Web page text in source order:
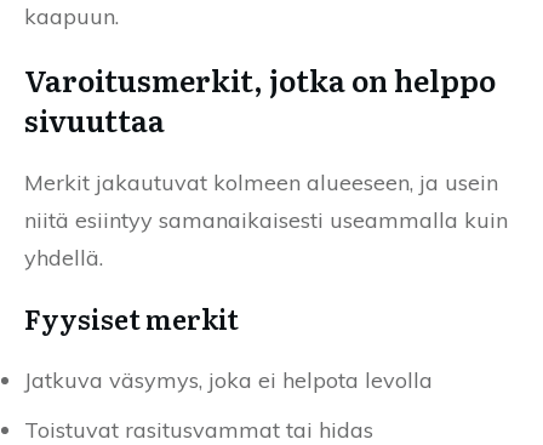
kaapuun.
Varoitusmerkit, jotka on helppo
sivuuttaa
Merkit jakautuvat kolmeen alueeseen, ja usein
niitä esiintyy samanaikaisesti useammalla kuin
yhdellä.
Fyysiset merkit
Jatkuva väsymys, joka ei helpota levolla
Toistuvat rasitusvammat tai hidas